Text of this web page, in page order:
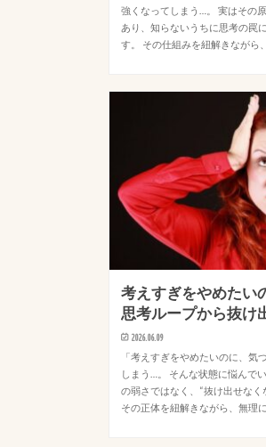
強くなってしまう…。 実はその
あり、知らないうちに思考の罠
す。 その仕組みを紐解きながら
考えすぎをやめたい
思考ループから抜け
2026.06.09
「考えすぎをやめたいのに、気
しまう…。 そんな状態に悩んで
の弱さではなく、“抜け出せなく
その正体を紐解きながら、無理